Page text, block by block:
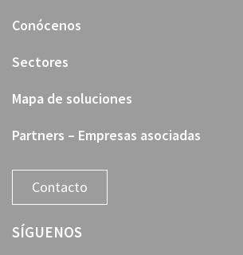
Conócenos
Sectores
Mapa de soluciones
Partners – Empresas asociadas
Contacto
SÍGUENOS